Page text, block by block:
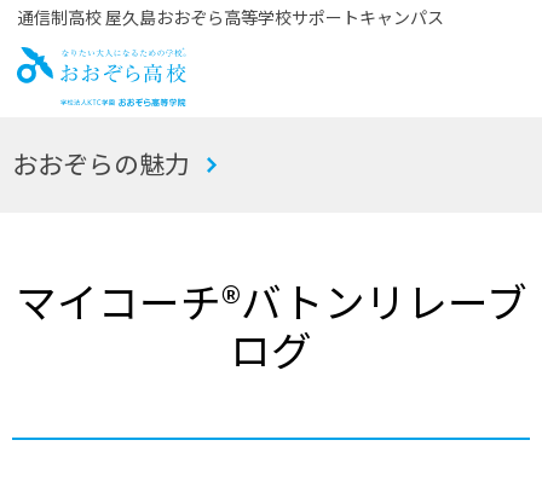
通信制高校 屋久島おおぞら高等学校サポートキャンパス
お
おおぞらの魅力
マイコーチ®バトンリレーブ
ログ